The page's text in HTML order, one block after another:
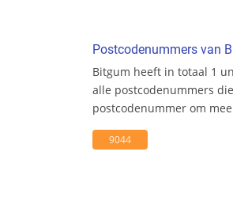
Postcodenummers van
Bitgum heeft in totaal 1
alle postcodenummers
postcodenummer om
9044